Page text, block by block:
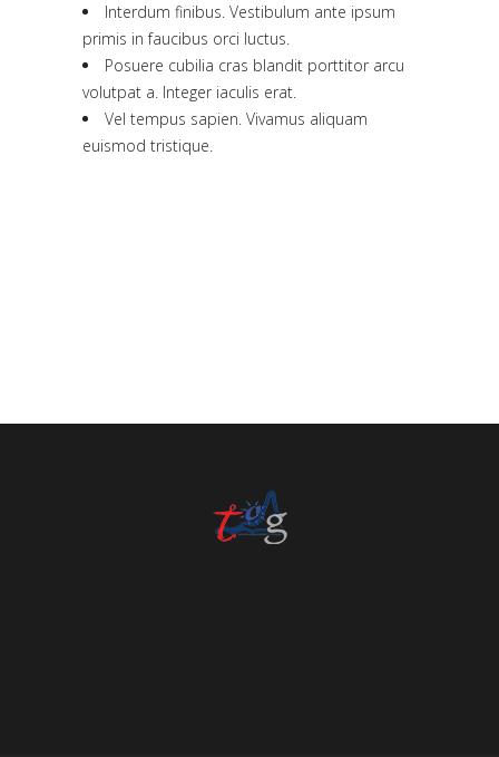
Interdum finibus. Vestibulum ante ipsum
primis in faucibus orci luctus.
Posuere cubilia cras blandit porttitor arcu
volutpat a. Integer iaculis erat.
Vel tempus sapien. Vivamus aliquam
euismod tristique.